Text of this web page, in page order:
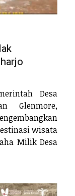
Desa
Glenmore,
wisata
Milik Desa